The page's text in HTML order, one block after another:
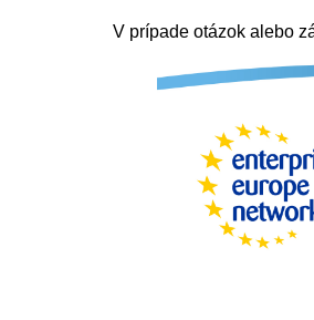
V prípade otázok alebo